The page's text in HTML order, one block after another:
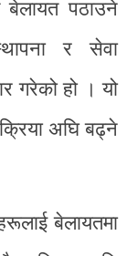
बेलायत पठाउने
र सेवा
गरेको हो । यो
अघि बढ्ने
बेलायतमा